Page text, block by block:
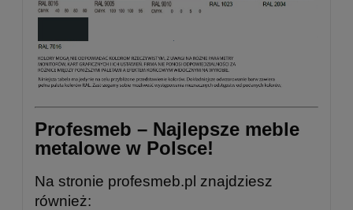
Profesmeb – Najlepsze meble
metalowe w Polsce!
Na stronie profesmeb.pl znajdziesz
również: